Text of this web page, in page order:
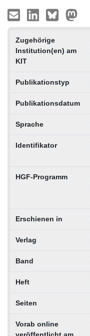
Zugehörige
Institution(en) am
KIT
Publikationstyp
Publikationsdatum
Sprache
Identifikator
HGF-Programm
Erschienen in
Verlag
Band
Heft
Seiten
Vorab online